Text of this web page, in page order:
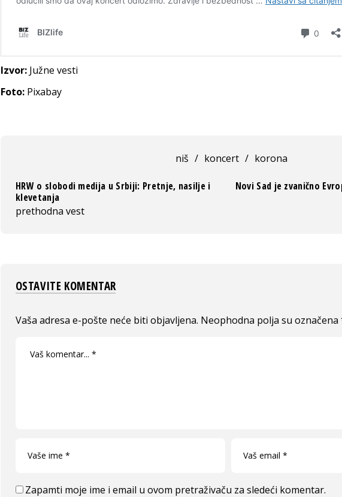
Izvor: Južne vesti
Foto: Pixabay
niš / koncert / korona
HRW o slobodi medija u Srbiji: Pretnje, nasilje i
klevetanja
prethodna vest
Novi Sad je zvanično
OSTAVITE KOMENTAR
Vaša adresa e-pošte neće biti objavljena. Neophodna polja su označena
Zapamti moje ime i email u ovom pretraživaču za sledeći komentar.